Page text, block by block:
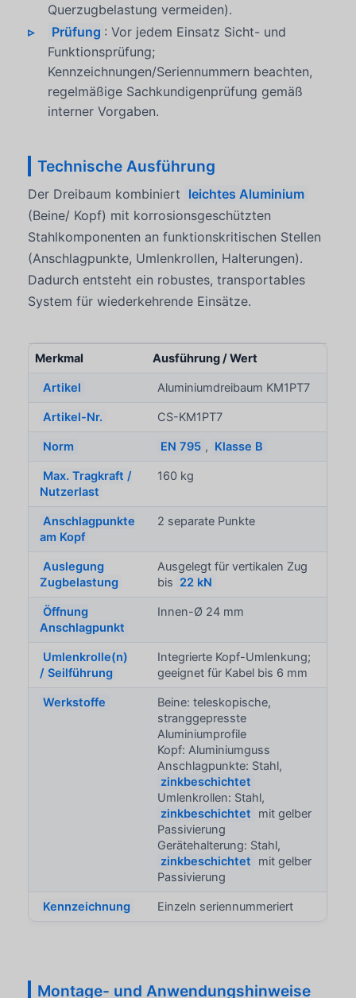
Querzugbelastung vermeiden).
Prüfung : Vor jedem Einsatz Sicht- und
Funktionsprüfung;
Kennzeichnungen/Seriennummern beachten,
regelmäßige Sachkundigenprüfung gemäß
interner Vorgaben.
Technische Ausführung
Der Dreibaum kombiniert leichtes Aluminium
(Beine/ Kopf) mit korrosionsgeschützten
Stahlkomponenten an funktionskritischen Stellen
(Anschlagpunkte, Umlenkrollen, Halterungen).
Dadurch entsteht ein robustes, transportables
System für wiederkehrende Einsätze.
Merkmal Ausführung / Wert
Artikel Aluminiumdreibaum KM1PT7
Artikel-Nr. CS-KM1PT7
Norm EN 795 , Klasse B
Max. Tragkraft /
Nutzerlast
160 kg
Anschlagpunkte
am Kopf
2 separate Punkte
Auslegung
Zugbelastung
Ausgelegt für vertikalen Zug
bis 22 kN
Öffnung
Anschlagpunkt
Innen-Ø 24 mm
Umlenkrolle(n)
/ Seilführung
Integrierte Kopf-Umlenkung;
geeignet für Kabel bis 6 mm
Werkstoffe
Beine: teleskopische,
stranggepresste
Aluminiumprofile
Kopf: Aluminiumguss
Anschlagpunkte: Stahl,
zinkbeschichtet
Umlenkrollen: Stahl,
zinkbeschichtet
mit gelber
Passivierung
Gerätehalterung: Stahl,
zinkbeschichtet
mit gelber
Passivierung
Kennzeichnung Einzeln seriennummeriert
Montage- und Anwendungshinweise